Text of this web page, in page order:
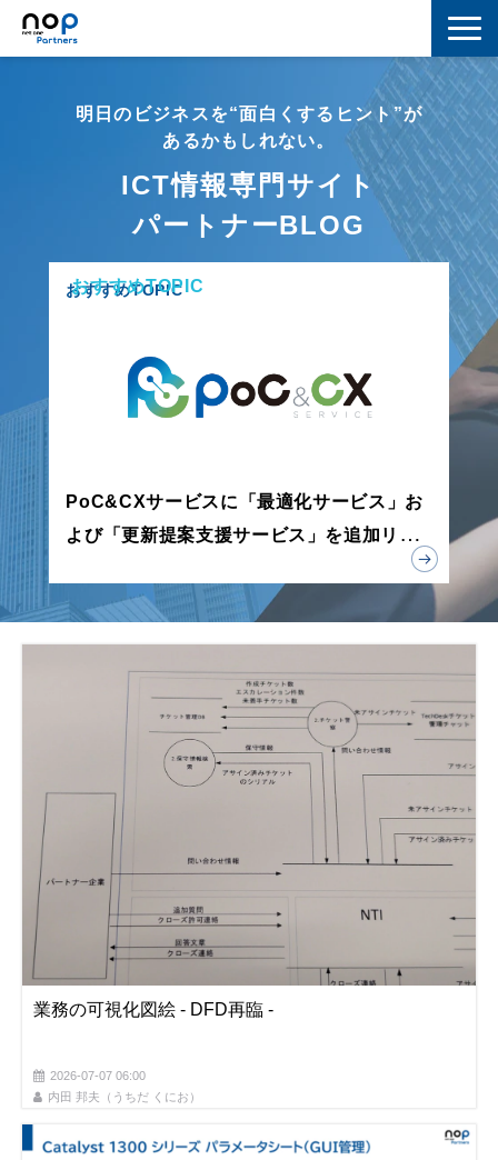
マーケティング
セキュリティ
コラボレーション
IT用語解説
明日のビジネスを“面白くするヒント”が
あるかもしれない。
ICT情報専門サイト
パートナーBLOG
おすすめTOPIC
PoC&CXサービスに「最適化サービス」お
よび「更新提案支援サービス」を追加リリ
おすすめTOPIC
業務の可視化図絵 - DFD再臨 -
2026-07-07 06:00
内田 邦夫（うちだ くにお）